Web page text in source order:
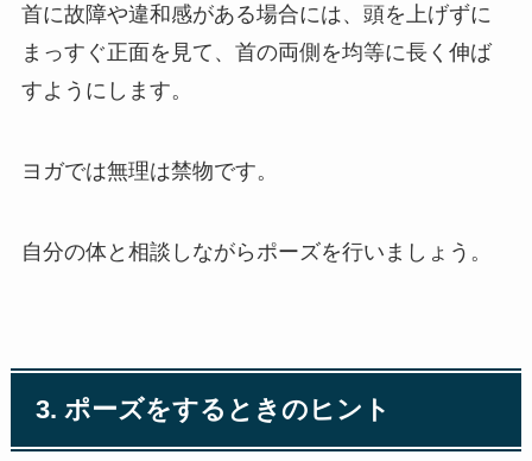
首に故障や違和感がある場合には、頭を上げずに
まっすぐ正面を見て、首の両側を均等に長く伸ば
すようにします。
ヨガでは無理は禁物です。
自分の体と相談しながらポーズを行いましょう。
3. ポーズをするときのヒント